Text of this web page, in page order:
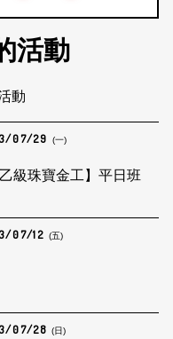
活動
動
07/29 (一)
級珠寶金工】平日班
07/12 (五)
07/28 (日)